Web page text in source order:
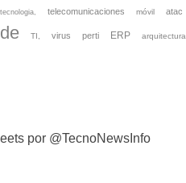
tecnologia, telecomunicaciones móvil atac
de TI, virus perti ERP arquitectura,
por @TecnoNewsInfo